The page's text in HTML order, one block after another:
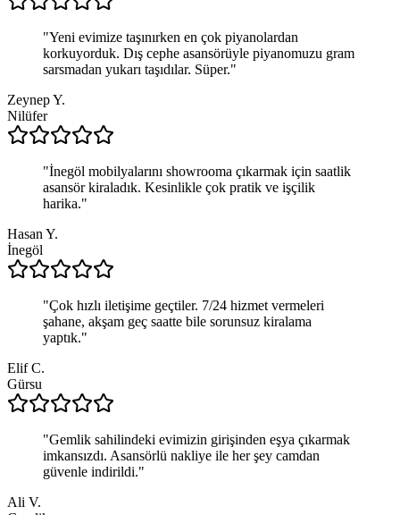
"Yeni evimize taşınırken en çok piyanolardan
korkuyorduk. Dış cephe asansörüyle piyanomuzu gram
sarsmadan yukarı taşıdılar. Süper."
Zeynep Y.
Nilüfer
"İnegöl mobilyalarını showrooma çıkarmak için saatlik
asansör kiraladık. Kesinlikle çok pratik ve işçilik
harika."
Hasan Y.
İnegöl
"Çok hızlı iletişime geçtiler. 7/24 hizmet vermeleri
şahane, akşam geç saatte bile sorunsuz kiralama
yaptık."
Elif C.
Gürsu
"Gemlik sahilindeki evimizin girişinden eşya çıkarmak
imkansızdı. Asansörlü nakliye ile her şey camdan
güvenle indirildi."
Ali V.